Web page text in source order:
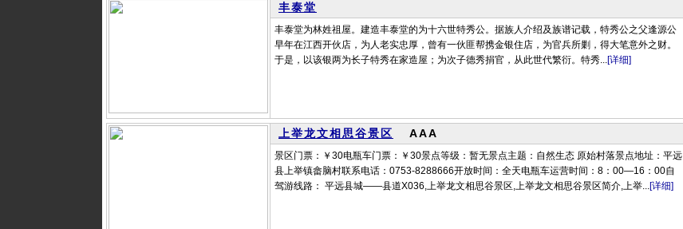
丰泰堂
丰泰堂为林姓祖屋。建造丰泰堂的为十六世特秀公。据族人介绍及族谱记载，特秀公之父逢源公
早年在江西开伙店，为人老实忠厚，曾有一伙匪帮携金银住店，为官兵所剿，得大笔意外之财。
于是，以该银两为长子特秀在家造屋；为次子德秀捐官，从此世代繁衍。特秀...[详细]
上举龙文相思谷景区 AAA
景区门票：￥30电瓶车门票：￥30景点等级：暂无景点主题：自然生态 原始村落景点地址：平远
县上举镇畲脑村联系电话：0753-8288666开放时间：全天电瓶车运营时间：8：00—16：00自
驾游线路： 平远县城——县道X036,上举龙文相思谷景区,上举龙文相思谷景区简介,上举...[详细]